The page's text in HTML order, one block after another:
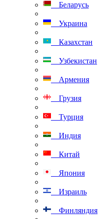
Беларусь
Украина
Казахстан
Узбекистан
Армения
Грузия
Турция
Индия
Китай
Япония
Израиль
Финляндия